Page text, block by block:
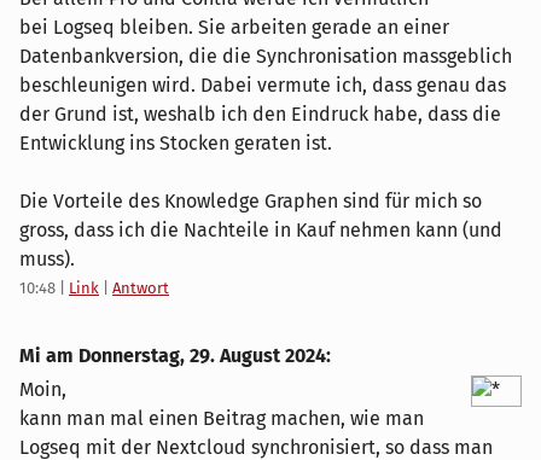
bei Logseq bleiben. Sie arbeiten gerade an einer
Datenbankversion, die die Synchronisation massgeblich
beschleunigen wird. Dabei vermute ich, dass genau das
der Grund ist, weshalb ich den Eindruck habe, dass die
Entwicklung ins Stocken geraten ist.
Die Vorteile des Knowledge Graphen sind für mich so
gross, dass ich die Nachteile in Kauf nehmen kann (und
muss).
10:48 Link Antwort
Mi am Donnerstag, 29. August 2024:
Moin,
kann man mal einen Beitrag machen, wie man
Logseq mit der Nextcloud synchronisiert, so dass man